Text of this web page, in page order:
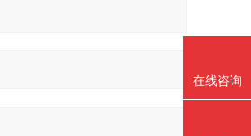
在线咨询